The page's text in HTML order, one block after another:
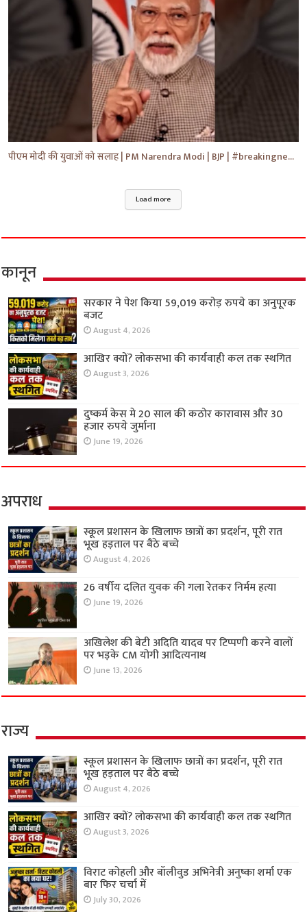
पीएम मोदी की युवाओं को सलाह | PM Narendra Modi | BJP | #breakingnews #shorts #yt #news
Load more
कानून
सरकार ने पेश किया 59,019 करोड़ रुपये का अनुपूरक
बजट
August 4, 2026
आखिर क्यों? लोकसभा की कार्यवाही कल तक स्थगित
August 3, 2026
दुष्कर्म केस मे 20 साल की कठोर कारावास और 30
हजार रुपये जुर्माना
June 19, 2026
अपराध
स्कूल प्रशासन के खिलाफ छात्रों का प्रदर्शन, पूरी रात
भूख हड़ताल पर बैठे बच्चे
August 4, 2026
26 वर्षीय दलित युवक की गला रेतकर निर्मम हत्या
June 19, 2026
अखिलेश की बेटी अदिति यादव पर टिप्पणी करने वालों
पर भड़के CM योगी आदित्यनाथ
June 13, 2026
राज्य
स्कूल प्रशासन के खिलाफ छात्रों का प्रदर्शन, पूरी रात
भूख हड़ताल पर बैठे बच्चे
August 4, 2026
आखिर क्यों? लोकसभा की कार्यवाही कल तक स्थगित
August 3, 2026
विराट कोहली और बॉलीवुड अभिनेत्री अनुष्का शर्मा एक
बार फिर चर्चा में
July 30, 2026